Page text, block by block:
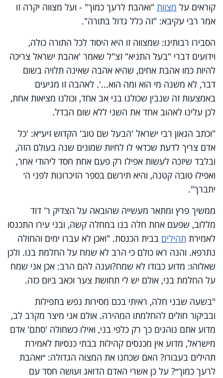
קוראים על מצוות "ואהבת לרעך כמוך" - ועל מצווה יקרה זו
אמר רבי עקיבא: "זה כלל גדול בתורה".
הסבירו רבותינו: שמצווה זו היא היסוד לכל התורה כולה,
וידועים דברי "בעל התניא" זצ"ל שאמר 'אהבת ישראל צריכה
להיות כמו אהבת אחים, שהיא אהבה שאינה תלויה בשום
דבר, לא משנה מי הוא ומה הוא...'. לאהבה זו מגיעים
באמצעות זה שנבין שכולנו בני אב אחד, וכולנו מציאות אחת,
לכן עלינו לאהוב אחד את השני ללא שום הבדל.
"וכתב הגאון רבי ישראל 'הבעל שם טוב' הקדוש זיע״א: 'כל
אדם צריך לדעת שכדאי לו לחיות שמונים שנה בעולם הזה,
ובלבד שיזכה לעשות אפילו רק פעם אחת חסד ליהודי אחר,
ואפילו טובה קטנה, והיא תירשם בספר הזיכרונות לפני ה׳
יתברך".
ממשיך פרץ ומתאר מעשייה שהובאה על הצדיק ר' דוד
מללוב, שפעם אחת חלה בנו במחלה קשה, ובני עירו התכנסו
לאמירת תהילים בבית הכנסת. "ואכן לא עברו ימים והחולה
נתרפא. והנה ראו כולם כי הרב לא שמח על החלמת בנו. ולכן
שאלוהו: מדוע כבודו לא שמח?וענה להם הרב: אכן אני שמח
על החלמת בני, אולם יש לי תחושת צער וכאב ביום כזה.
"בשעה שבני חלה, ראיתי בכם מסירות נפש בתפילות
ובביקור חולים להחלמתו המהירה. אולם אני מיצר מקרב לב,
מדוע אתם נוהגים כך רק כלפי בני, ואילו כשחולה 'סתם' אדם
מישראל, מדוע אין מכנסים קהילות בבתי כנסיות לאמירת
תהילים בעבורו? האם שכחנו את המצוה הגדולה: ״ואהבת
לרעך כמוך״? על כן אשרי האדם הדואג ועושה חסד עם